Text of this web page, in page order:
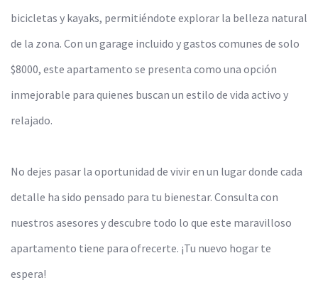
bicicletas y kayaks, permitiéndote explorar la belleza natural
de la zona. Con un garage incluido y gastos comunes de solo
$8000, este apartamento se presenta como una opción
inmejorable para quienes buscan un estilo de vida activo y
relajado.
No dejes pasar la oportunidad de vivir en un lugar donde cada
detalle ha sido pensado para tu bienestar. Consulta con
nuestros asesores y descubre todo lo que este maravilloso
apartamento tiene para ofrecerte. ¡Tu nuevo hogar te
espera!